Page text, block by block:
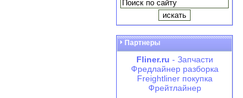
Партнеры
Fliner.ru - Запчасти
Фредлайнер разборка
Freightliner покупка
Фрейтлайнер